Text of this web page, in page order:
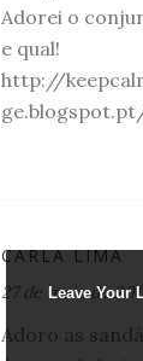
Adorei o
e qual!
http://
CARLA LIMA
27 de maio de
Adoro as
Leave Your